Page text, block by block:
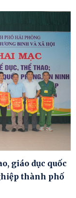
giáo dục quốc
thành phố